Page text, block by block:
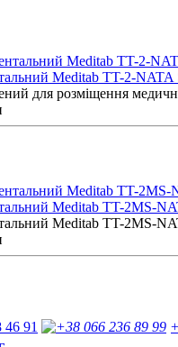
Meditab TT-2-NATA
для розміщення
Meditab TT-2МS-
Meditab TT-2МS-
46 91